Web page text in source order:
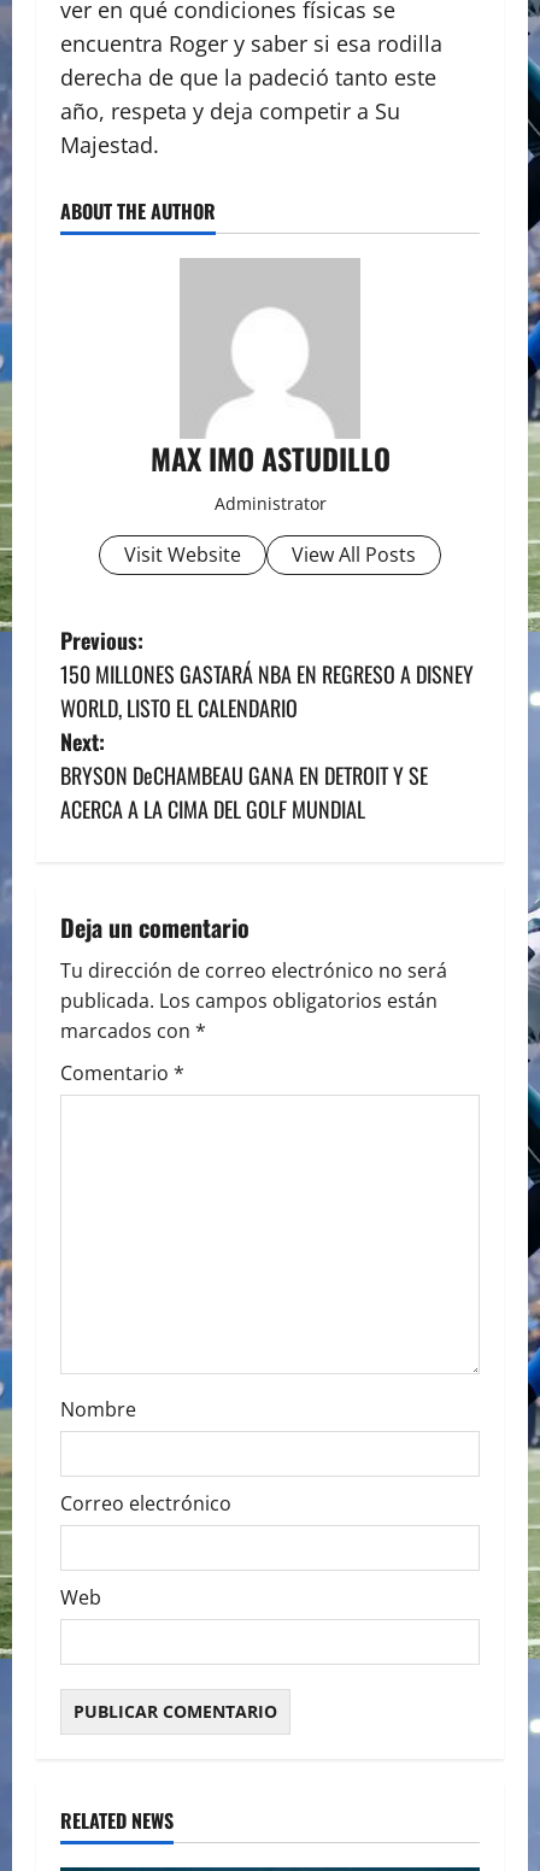
ver en qué condiciones físicas se
encuentra Roger y saber si esa rodilla
derecha de que la padeció tanto este
año, respeta y deja competir a Su
Majestad.
ABOUT THE AUTHOR
MAX IMO ASTUDILLO
Administrator
Visit Website View All Posts
P
o
s
t
v
i
g
a
Previous:
150 MILLONES GASTARÁ NBA EN REGRESO A DISNEY
WORLD, LISTO EL CALENDARIO
Next:
BRYSON DeCHAMBEAU GANA EN DETROIT Y SE
ACERCA A LA CIMA DEL GOLF MUNDIAL
Deja un comentario
Tu dirección de correo electrónico no será
publicada. Los campos obligatorios están
marcados con *
Comentario *
Nombre
Correo electrónico
Web
RELATED NEWS